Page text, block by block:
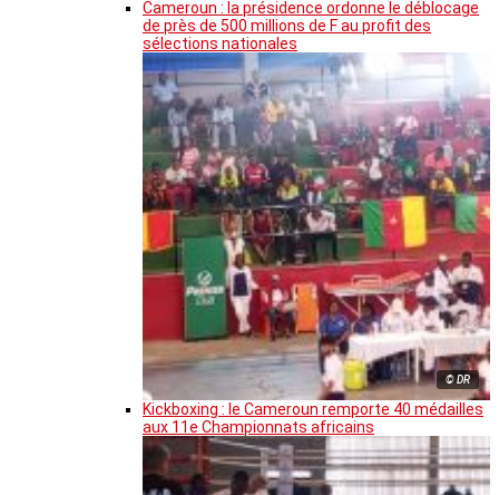
Cameroun : la présidence ordonne le déblocage
de près de 500 millions de F au profit des
sélections nationales
© DR
Kickboxing : le Cameroun remporte 40 médailles
aux 11e Championnats africains